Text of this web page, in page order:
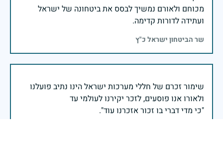
מכוחם ולאורם נמשיך לבסס את ביטחונה של ישראל
ועתידה לדורות קדימה.
שר הביטחון ישראל כ"ץ
שימור זכרם של חללי מערכות ישראל הינו נתיב פועלנו